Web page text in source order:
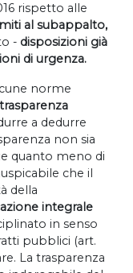
rispetto alle
al subappalto,
- disposizioni già
di urgenza.
norme
trasparenza
a dedurre
non sia
quanto meno di
che il
della
integrale
in senso
pubblici (art.
La trasparenza